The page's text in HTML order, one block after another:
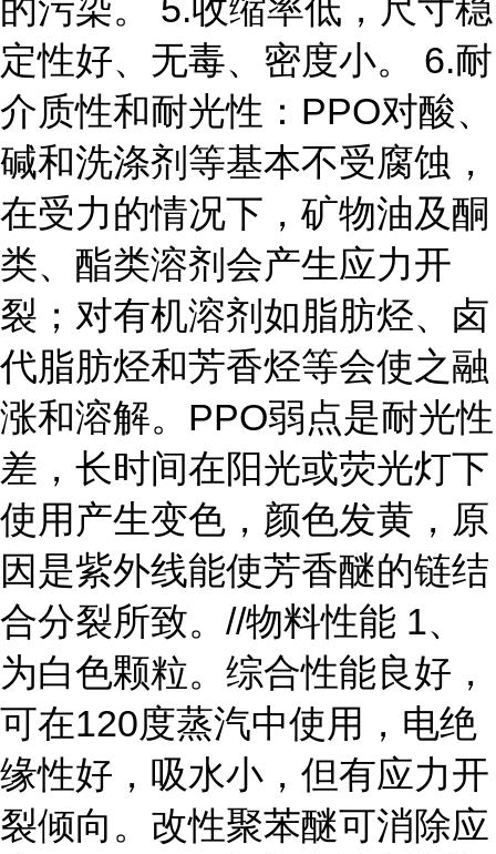
的污染。 5.收缩率低，尺寸稳
定性好、无毒、密度小。 6.耐
介质性和耐光性：PPO对酸、
碱和洗涤剂等基本不受腐蚀，
在受力的情况下，矿物油及酮
类、酯类溶剂会产生应力开
裂；对有机溶剂如脂肪烃、卤
代脂肪烃和芳香烃等会使之融
涨和溶解。PPO弱点是耐光性
差，长时间在阳光或荧光灯下
使用产生变色，颜色发黄，原
因是紫外线能使芳香醚的链结
合分裂所致。//物料性能 1、
为白色颗粒。综合性能良好，
可在120度蒸汽中使用，电绝
缘性好，吸水小，但有应力开
裂倾向。改性聚苯醚可消除应